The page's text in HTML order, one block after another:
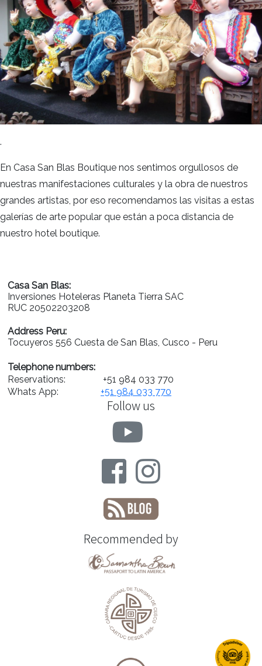
.
En Casa San Blas Boutique nos sentimos orgullosos de
nuestras manifestaciones culturales y la obra de nuestros
grandes artistas, por eso recomendamos las visitas a estas
galerías de arte popular que están a poca distancia de
nuestro hotel boutique.
Casa San Blas:
Inversiones Hoteleras Planeta Tierra SAC
RUC 20502203208
Address Peru:
Tocuyeros 556 Cuesta de San Blas, Cusco - Peru
Telephone numbers:
Reservations:
+51 984 033 770
Whats App:
+51 984 033 770
Follow us
Recommended by